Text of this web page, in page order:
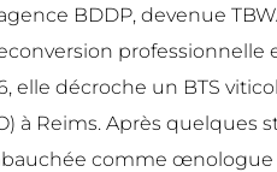
BDDP, devenue
professionnelle
elle décroche un BTS
à Reims. Après quelques
comme œnologue